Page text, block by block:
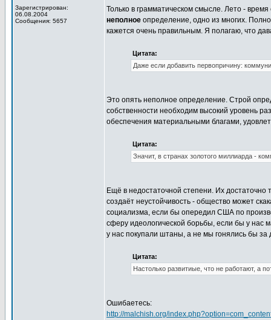
Зарегистрирован:
06.08.2004
Сообщения: 5657
Только в грамматическом смысле. Лето -
неполное определение, одно из многих.
кажется очень правильным. Я полагаю, что
Цитата:
Даже если добавить первопричину:
Это опять неполное определение. Строй
собственности необходим высокий уровень
обеспечения материальными благами,
Цитата:
Значит, в странах золотого миллиарда -
Ещё в недостаточной степени. Их
создаёт неустойчивость - общество может
социализма, если бы опередил США по
сферу идеологической борьбы, если бы у
у нас покупали штаны, а не мы гонялись бы
Цитата:
Настолько развитиые, что не работают, а
Ошибаетесь:
http://malchish.org/